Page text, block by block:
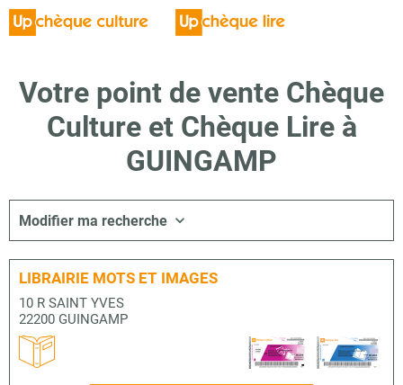
Votre point de vente Chèque
Culture et Chèque Lire à
GUINGAMP
Modifier ma recherche
LIBRAIRIE MOTS ET IMAGES
10 R SAINT YVES
22200 GUINGAMP